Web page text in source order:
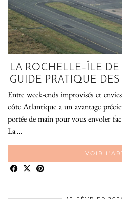
LA ROCHELLE–ÎLE
GUIDE PRATIQUE
Entre week-ends improvisés et
côte Atlantique a un avantage
portée de main pour vous envoler
La …
VOIR